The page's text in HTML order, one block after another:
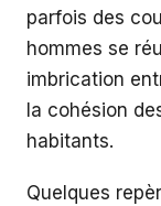
parfois des
hommes se
imbrication
la cohésion
habitants.
Quelques